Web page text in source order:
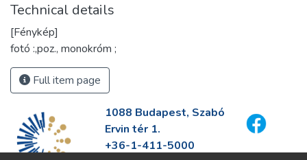
Technical details
[Fénykép]
fotó :,poz., monokróm ;
Full item page
1088 Budapest, Szabó
Ervin tér 1.
+36-1-411-5000